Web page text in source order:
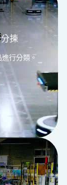
揀
行分類。